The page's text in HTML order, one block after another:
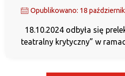
Opublikowano: 18
18.10.2024 odbyła się
teatralny krytyczny” w